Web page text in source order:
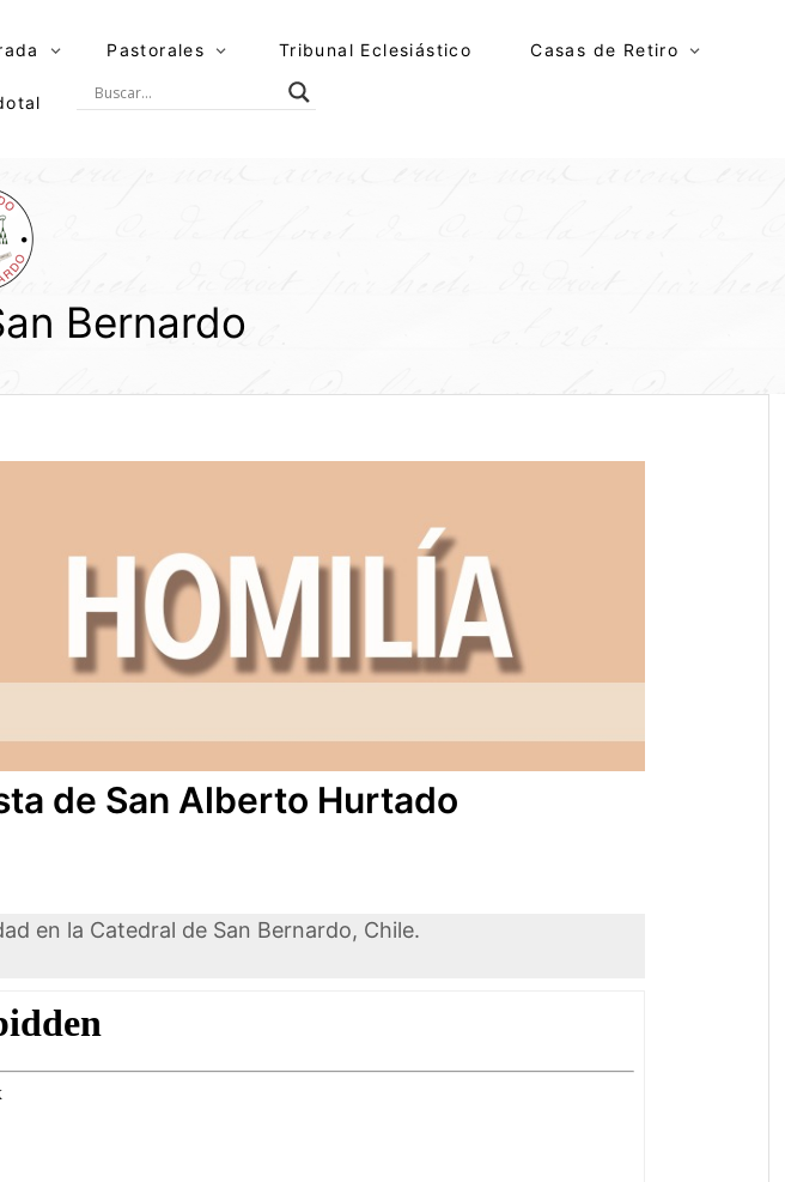
Pastorales Tribunal Eclesiástico Casas de Retiro
Bernardo
de San Alberto Hurtado
en la Catedral de San Bernardo, Chile.